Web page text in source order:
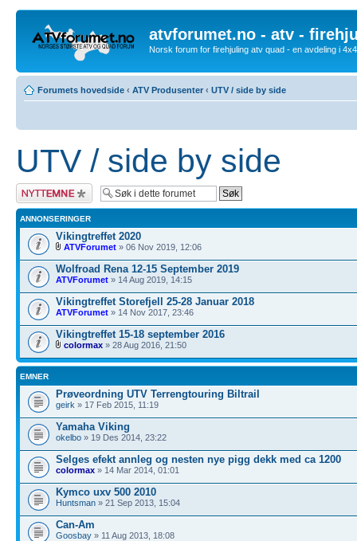
atvforumet.no - atv -
Norsk forum for firehjuling atv quad - en avdeling i
Forumets hovedside ‹ ATV Produsenter ‹ UTV / side by side
UTV / side by side
Legg inn et nytt
emne
ANNONSERINGER
Vikingtreffet 2020
ATVForumet » 06 Nov 2019, 12:06
Wolfroad Rena 12-15 September 2019
ATVForumet » 14 Aug 2019, 14:15
Vikingtreffet Storefjell 25-28 Januar 2018
ATVForumet » 14 Nov 2017, 23:46
Vikingtreffet 15-18 september 2016
colormax » 28 Aug 2016, 21:50
EMNER
Prøveordning UTV Terrengtouring Biltrail
geirk » 17 Feb 2015, 11:19
Yamaha Viking
okelbo » 19 Des 2014, 23:22
Selges efekt annleg og nesten nye pigg dekk med ca 1200
colormax » 14 Mar 2014, 01:01
Kymco uxv 500 2010
Huntsman » 21 Sep 2013, 15:04
Can-Am
Goosbay » 11 Aug 2013, 18:08